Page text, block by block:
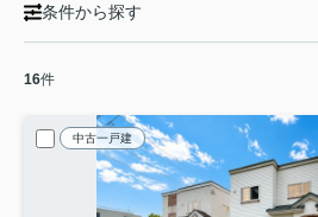
条件から探す
16件
中古一戸建